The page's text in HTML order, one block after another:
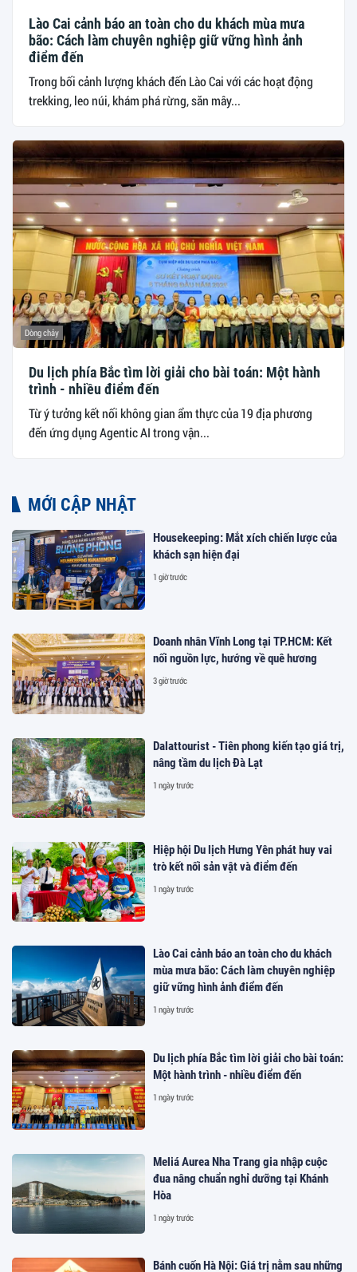
Lào Cai cảnh báo an toàn cho du khách mùa mưa
bão: Cách làm chuyên nghiệp giữ vững hình ảnh
điểm đến
Trong bối cảnh lượng khách đến Lào Cai với các hoạt động
trekking, leo núi, khám phá rừng, săn mây...
Dòng chảy
Du lịch phía Bắc tìm lời giải cho bài toán: Một hành
trình - nhiều điểm đến
Từ ý tưởng kết nối không gian ẩm thực của 19 địa phương
đến ứng dụng Agentic AI trong vận...
MỚI CẬP NHẬT
Housekeeping: Mắt xích chiến lược của
khách sạn hiện đại
1 giờ trước
Doanh nhân Vĩnh Long tại TP.HCM: Kết
nối nguồn lực, hướng về quê hương
3 giờ trước
Dalattourist - Tiên phong kiến tạo giá trị,
nâng tầm du lịch Đà Lạt
1 ngày trước
Hiệp hội Du lịch Hưng Yên phát huy vai
trò kết nối sản vật và điểm đến
1 ngày trước
Lào Cai cảnh báo an toàn cho du khách
mùa mưa bão: Cách làm chuyên nghiệp
giữ vững hình ảnh điểm đến
1 ngày trước
Du lịch phía Bắc tìm lời giải cho bài toán:
Một hành trình - nhiều điểm đến
1 ngày trước
Meliá Aurea Nha Trang gia nhập cuộc
đua nâng chuẩn nghỉ dưỡng tại Khánh
Hòa
1 ngày trước
Bánh cuốn Hà Nội: Giá trị nằm sau những